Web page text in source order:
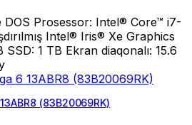
DOS Prosessor: Intel® Core™ i7-
Intel® Iris® Xe Graphics
1 TB Ekran diaqonalı: 15.6
(83B20069RK)